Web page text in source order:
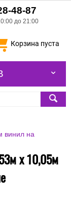
48-87
до 21:00
Корзина пуста
винил на
x 10,05м